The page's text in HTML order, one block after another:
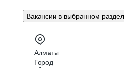
Вакансии в выбранном
Алматы
Город